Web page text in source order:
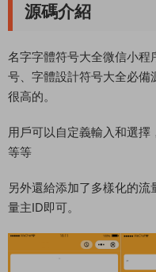
源碼介紹
名字字體符号大全微信小
号、字體設計符号大全必備
很高的。
用戶可以自定義輸入和選
等等
另外還給添加了多樣化的
量主ID即可。